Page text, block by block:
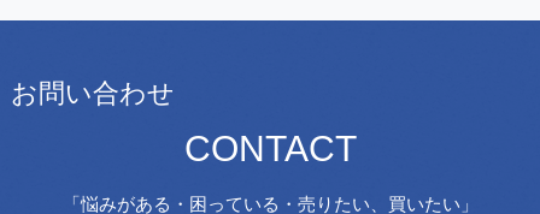
お問い合わせ
CONTACT
「悩みがある・困っている・売りたい、買いたい」